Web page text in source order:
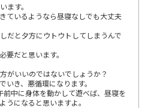
ます。
ているようなら昼寝なしでも大丈夫
だと夕方にウトウトしてしまうんで
だと思います。
がいいのではないでしょうか？
いき、悪循環になります。
前中に身体を動かして遊べば、昼寝を
うになると思いますよ。